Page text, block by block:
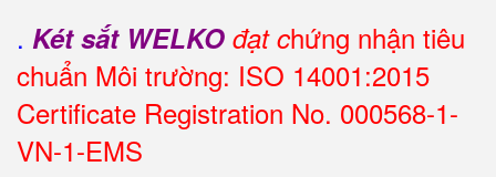
. Két sắt WELKO đạt chứng nhận tiêu
chuẩn Môi trường: ISO 14001:2015
Certificate Registration No. 000568-1-
VN-1-EMS